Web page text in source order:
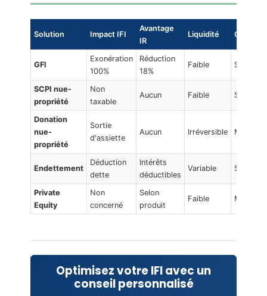
Solution Impact IFI
Avantage
IR
Liquidité
GFI
Exonération
100%
Réduction
18%
Faible Simple
SCPI nue-
propriété
Non
taxable
Aucun Faible Simple
Donation
nue-
propriété
Sortie
d'assiette
Aucun Irréversible Moyenne
Endettement
Déduction
dette
Intérêts
déductibles
Variable Simple
Private
Equity
Non
concerné
Selon
produit
Faible Moyenne
Optimisez votre IFI avec un
conseil personnalisé